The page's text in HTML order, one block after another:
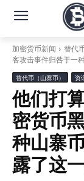
加密货币新闻 替代
客攻击事件归咎于一
替代币（山寨币） 资
他们打
密货币
种山寨
露了这